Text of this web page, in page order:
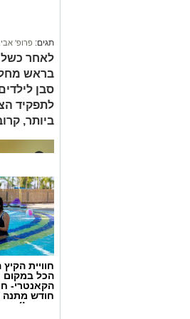
תגים: פרופ'
לאחר
בראש
סבן
לתפקיד
ביותר,
חוויית
הכל
הקאנטרי-
חודש מתנה
החגים!)